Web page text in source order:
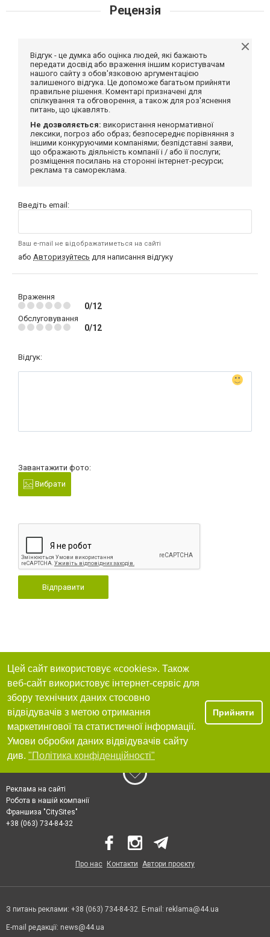
Рецензія
Відгук - це думка або оцінка людей, які бажають
передати досвід або враження іншим користувачам
нашого сайту з обов'язковою аргументацією
залишеного відгука. Це допоможе багатьом прийняти
правильне рішення. Коментарі призначені для
спілкування та обговорення, а також для роз'яснення
питань, що цікавлять.
Не дозволяється: використання ненормативної
лексики, погроз або образ; безпосереднє порівняння з
іншими конкуруючими компаніями; безпідставні заяви,
що ображають діяльність компанії і / або її послуги;
розміщення посилань на сторонні інтернет-ресурси;
реклама та самореклама.
Введіть email:
Ваш e-mail не відображатиметься на сайті
або Авторизуйтесь для написання відгуку
Враження
0/12
Обслуговування
0/12
Відгук:
Завантажити фото:
Вибрати
Відправити
Цей сайт використовує «cookies». Також
веб-сайт використовує інтернет-сервіс для
збору технічних даних стосовно
відвідувачів з метою отримання
маркетингової та статистичної інформації.
Умови обробки даних відвідувачів сайту
див. "Політика конфіденційності"
Прийняти
Реклама на сайті
Робота в нашій компанії
Франшиза "CitySites"
+38 (063) 734-84-32
Про нас Контакти Автори проєкту
З питань реклами: +38 (063) 734-84-32. E-mail: reklama@44.ua
E-mail редакції: news@44.ua